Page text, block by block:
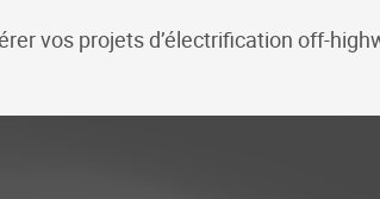
vos projets d’électrification off-